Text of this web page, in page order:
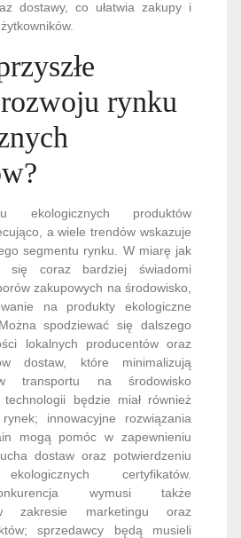
dostawy, co ułatwia zakupy i
rynku
ekologicznych produktów
a wiele trendów wskazuje
segmentu rynku. W miarę jak
się coraz bardziej świadomi
zakupowych na środowisko,
na produkty ekologiczne
spodziewać się dalszego
lokalnych producentów oraz
dostaw, które minimalizują
transportu na środowisko
będzie miał również
innowacyjne rozwiązania
mogą pomóc w zapewnieniu
dostaw oraz potwierdzeniu
certyfikatów.
wymusi także
zakresie marketingu oraz
sprzedawcy będą musieli